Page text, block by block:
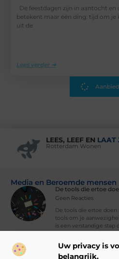
Uw privacy is
belangrijk.
De feestdagen zijn in aantocht en
betekent maar één ding: tijd om je
uit de
Lees verder ➜
LEES, LEEF EN LAAT
Rotterdam Wonen
Media en Beroemde mensen
De tools die ertoe
Geen Reacties
De tools die ertoe
tools om je
is een verstandige stap
Vind Ons Hier :